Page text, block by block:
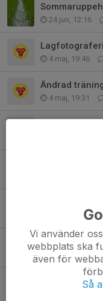
24 jun, 12:16
4 maj, 19:46
Ändrad
4 maj, 19:31
Ny
1 mar, 20:07
9 feb, 18:50
Ändrad
Vi använder
webbplats ska
även för
Så